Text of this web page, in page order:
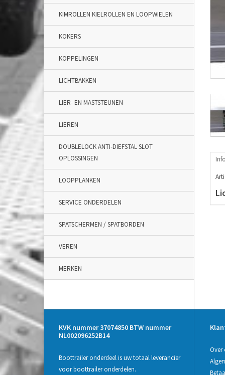
KIMROLLEN KIELROLLEN EN LOOPWIELEN
KOKERS
KOPPELINGEN
LICHTBAKKEN
LIER- EN MASTSTEUNEN
LIEREN
DOUBLELOCK ANTI-DIEFSTAL SLOT
OPLOSSINGEN
LOOPPLANKEN
SERVICE ONDERDELEN
SPATSCHERMEN / SPATBORDEN
VEREN
MERKEN
KVK nummer 37074850 BTW nummer
NL002096252B14
Boottrailer onderdeel is uw totaal leverancier
voor boottrailer onderdelen.
Over